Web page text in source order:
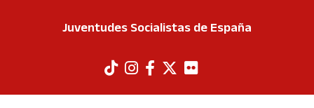
Juventudes Socialistas de España